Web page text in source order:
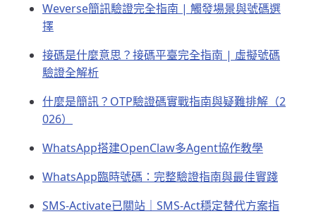
Weverse簡訊驗證完全指南 | 觸發場景與號碼選
擇
接碼是什麼意思？接碼平臺完全指南 | 虛擬號碼
驗證全解析
什麼是簡訊？OTP驗證碼實戰指南與疑難排解（2
026）
WhatsApp搭建OpenClaw多Agent協作教學
WhatsApp臨時號碼：完整驗證指南與最佳實踐
SMS-Activate已關站｜SMS-Act穩定替代方案指